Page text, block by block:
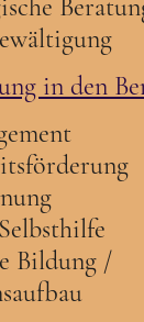
in den
Bildung /